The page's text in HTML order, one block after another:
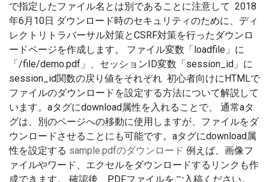
で指定したファイル名とは別であることに注意して 2018
年6月10日 ダウンロード時のセキュリティのために、ディ
レクトリトラバーサル対策とCSRF対策を行ったダウンロ
ードページを作成します。 ファイル変数「loadfile」に
「/file/demo.pdf」、セッションID変数「session_id」に
session_id関数の戻り値をそれぞれ 初心者向けにHTMLで
ファイルのダウンロードを設定する方法について解説して
います。aタグにdownload属性を入れることで、 通常aタ
グは、別のページへの移動に使用しますが、ファイルをダ
ウンロードさせることにも可能です。aタグにdownload属
性を設定する sample.pdfのダウンロード 例えば、画像フ
ァイルやワード、エクセルをダウンロードするリンクも作
成できます。 確認後、PDFファイルをご入稿ください。